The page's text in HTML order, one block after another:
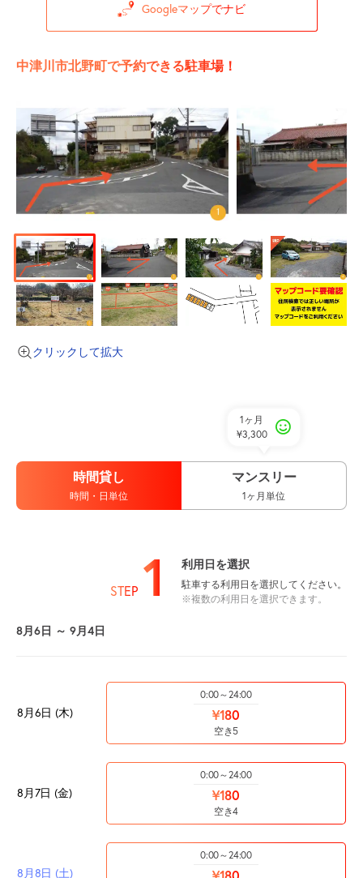
Googleマップでナビ
中津川市北野町で予約できる駐車場！
クリックして拡大
時間貸し
時間・日単位
1ヶ月
¥3,300
マンスリー
1ヶ月単位
STEP 1 利用日を選択
駐車する利用日を選択してください。
※複数の利用日を選択できます。
8月6日 ～ 9月4日
8月6日 (木)
0:00～24:00
¥180
空き5
8月7日 (金)
0:00～24:00
¥180
空き4
8月8日 (土)
0:00～24:00